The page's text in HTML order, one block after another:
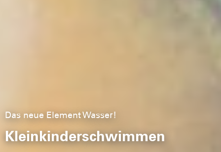
Das neue Element Wasser!
Kleinkinderschwimmen